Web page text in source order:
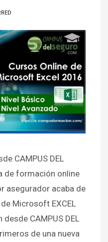
CAMPUS DEL
de formación online
asegurador acaba de
Microsoft EXCEL
CAMPUS DEL
de una nueva